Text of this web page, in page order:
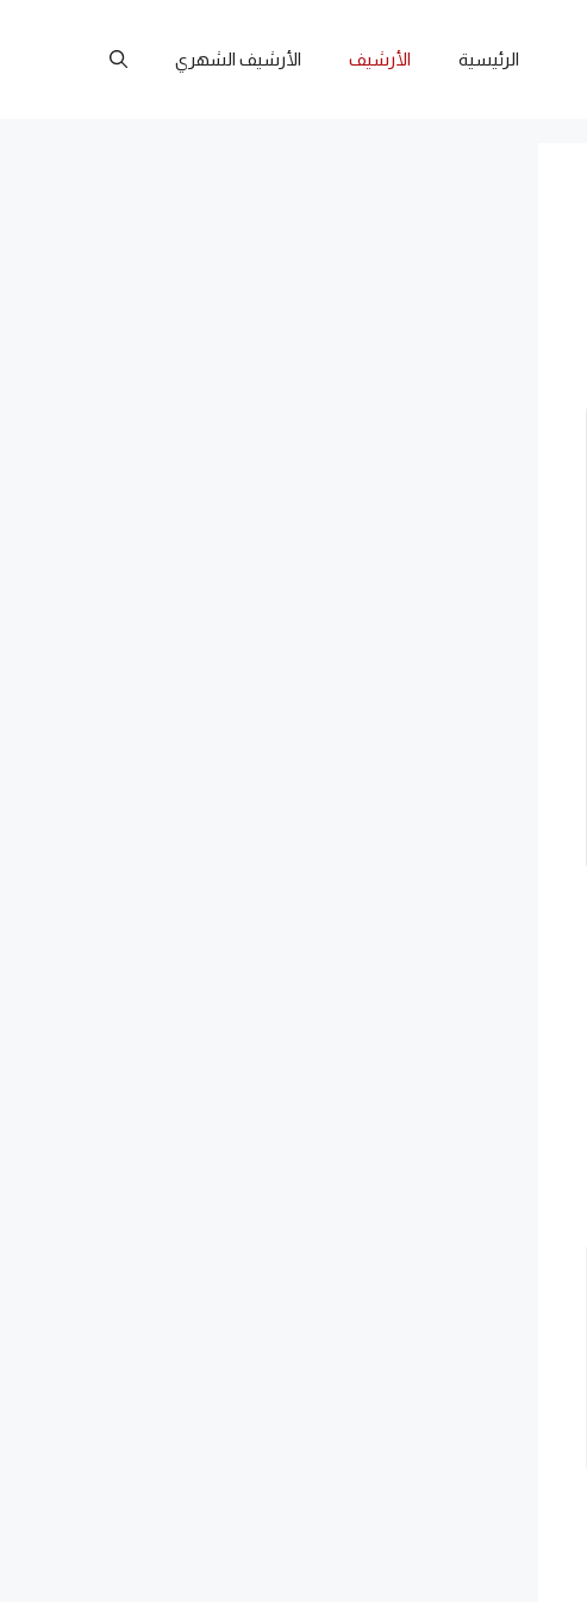
الرئيسية الأرشيف الأرشيف الشهري